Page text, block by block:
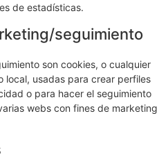
de estadísticas.
seguimiento
son cookies, o cualquier
local, usadas para crear perfiles
o para hacer el seguimiento
webs con fines de marketing